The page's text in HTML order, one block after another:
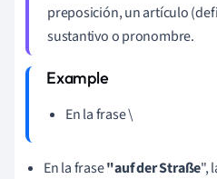
preposición, un artículo
sustantivo o pronombre.
En la frase \
En la frase"auf der Straße",